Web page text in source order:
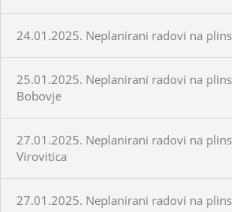
24.01.2025. Neplanirani radovi na
25.01.2025. Neplanirani radovi na
Bobovje
27.01.2025. Neplanirani radovi na
Virovitica
27.01.2025. Neplanirani radovi na